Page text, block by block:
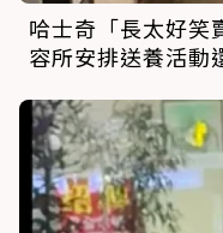
哈士奇「長太好笑
容所安排送養活動